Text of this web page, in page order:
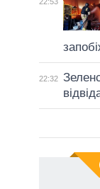
22:32